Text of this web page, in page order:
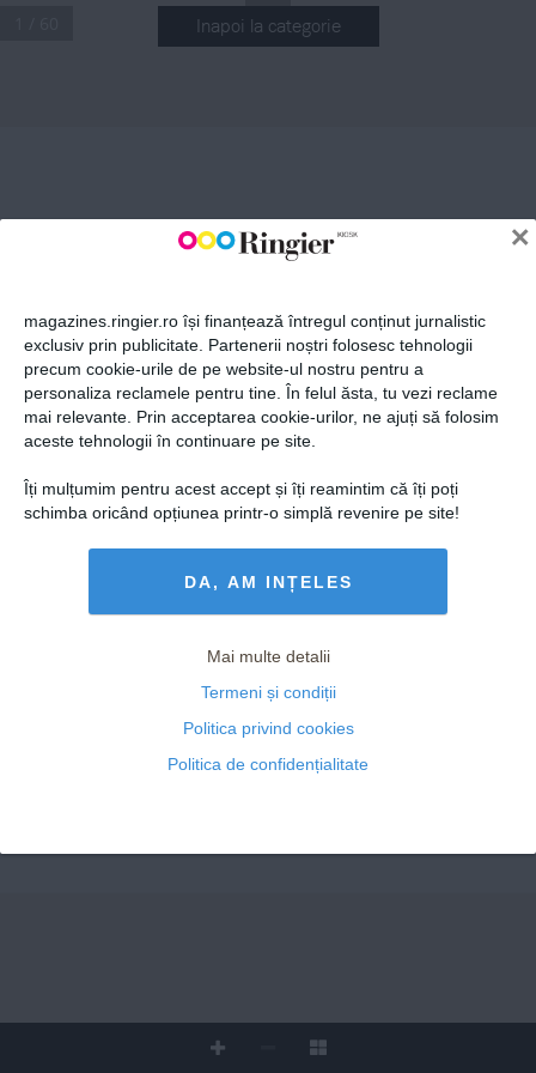
×
magazines.ringier.ro își finanțează întregul conținut jurnalistic
exclusiv prin publicitate. Partenerii noștri folosesc tehnologii
precum cookie-urile de pe website-ul nostru pentru a
personaliza reclamele pentru tine. În felul ăsta, tu vezi reclame
mai relevante. Prin acceptarea cookie-urilor, ne ajuți să folosim
aceste tehnologii în continuare pe site.
Îți mulțumim pentru acest accept și îți reamintim că îți poți
schimba oricând opțiunea printr-o simplă revenire pe site!
DA, AM INȚELES
Mai multe detalii
Termeni și condiții
Politica privind cookies
Politica de confidențialitate
Inapoi la categorie
ABONEAZĂ-TE
Politica de confidențialitate și
© 2026 Ringier Romania. Toate